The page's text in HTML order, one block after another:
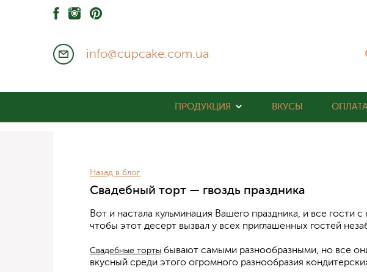
info@cupcake.com.ua
ПРОДУКЦИЯ ВКУСЫ
Назад в блог
Свадебный торт — гвоздь праздника
Вот и настала кульминация Вашего праздника, и все гости
чтобы этот десерт вызвал у всех приглашенных гостей
Свадебные торты бывают самыми разнообразными, но все
вкусный среди этого огромного разнообразия